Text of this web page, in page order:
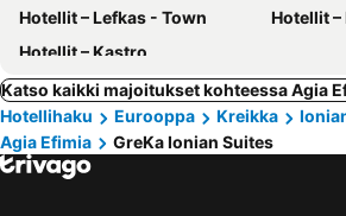
Hotellit – Lefkas - Town
Hotellit –
Hotellit – Kastro
Katso kaikki majoitukset kohteessa Agia
Hotellihaku
Eurooppa Kreikka
Agia Efimia
GreKa Ionian Suites